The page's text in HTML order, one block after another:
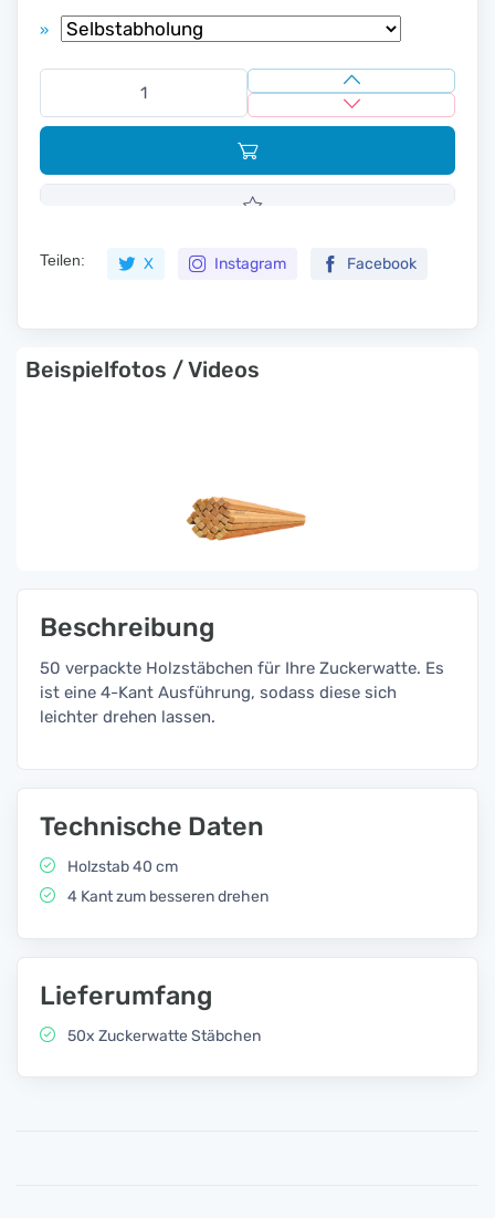
»
Teilen: X Instagram Facebook
Beispielfotos / Videos
Beschreibung
50 verpackte Holzstäbchen für Ihre Zuckerwatte. Es
ist eine 4-Kant Ausführung, sodass diese sich
leichter drehen lassen.
Technische Daten
Holzstab 40 cm
4 Kant zum besseren drehen
Lieferumfang
50x Zuckerwatte Stäbchen